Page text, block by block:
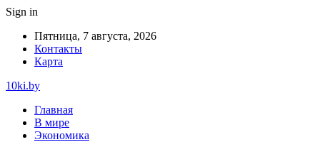
Sign in
Пятница, 7 августа, 2026
Контакты
Карта
10ki.by
Главная
В мире
Экономика